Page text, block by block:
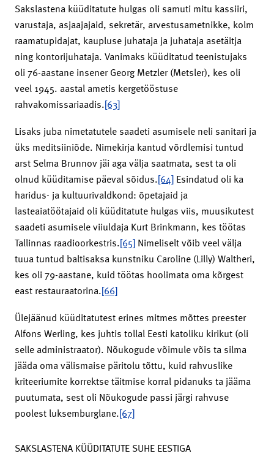
Sakslastena küüditatute hulgas oli samuti mitu kassiiri,
varustaja, asjaajajaid, sekretär, arvestusametnikke, kolm
raamatupidajat, kaupluse juhataja ja juhataja asetäitja
ning kontorijuhataja. Vanimaks küüditatud teenistujaks
oli 76-aastane insener Georg Metzler (Metsler), kes oli
veel 1945. aastal ametis kergetööstuse
rahvakomissariaadis.[63]
Lisaks juba nimetatutele saadeti asumisele neli sanitari ja
üks meditsiiniõde. Nimekirja kantud võrdlemisi tuntud
arst Selma Brunnov jäi aga välja saatmata, sest ta oli
olnud küüditamise päeval sõidus.[64] Esindatud oli ka
haridus- ja kultuurivaldkond: õpetajaid ja
lasteaiatöötajaid oli küüditatute hulgas viis, muusikutest
saadeti asumisele viiuldaja Kurt Brinkmann, kes töötas
Tallinnas raadioorkestris.[65] Nimeliselt võib veel välja
tuua tuntud baltisaksa kunstniku Caroline (Lilly) Waltheri,
kes oli 79-aastane, kuid töötas hoolimata oma kõrgest
east restauraatorina.[66]
Ülejäänud küüditatutest erines mitmes mõttes preester
Alfons Werling, kes juhtis tollal Eesti katoliku kirikut (oli
selle administraator). Nõukogude võimule võis ta silma
jääda oma välismaise päritolu tõttu, kuid rahvuslike
kriteeriumite korrektse täitmise korral pidanuks ta jääma
puutumata, sest oli Nõukogude passi järgi rahvuse
poolest luksemburglane.[67]
SAKSLASTENA KÜÜDITATUTE SUHE EESTIGA